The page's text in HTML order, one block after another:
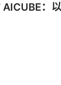
年，累计
：